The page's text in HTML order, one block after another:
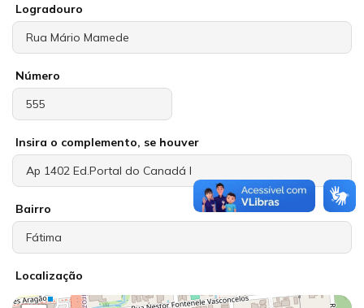
Logradouro
Número
Insira o complemento, se houver
Bairro
Localização